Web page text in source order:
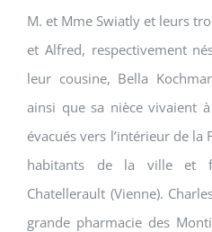
M. et Mme Swiatly et leurs
et Alfred, respectivement
leur cousine, Bella
ainsi que sa nièce vivaient
évacués vers l’intérieur de la
habitants de la ville et
Chatellerault (Vienne).
grande pharmacie des